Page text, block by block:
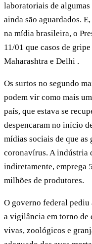
laboratoriais de algumas
ainda são aguardados.
na mídia brasileira, o
11/01 que casos de
Maharashtra e Delhi .
Os surtos no segundo
podem vir como mais
país, que estava se
despencaram no início
mídias sociais de que as
coronavírus. A indústria
indiretamente, emprega
milhões de produtores.
O governo federal pediu
a vigilância em torno de
vivas, zoológicos e